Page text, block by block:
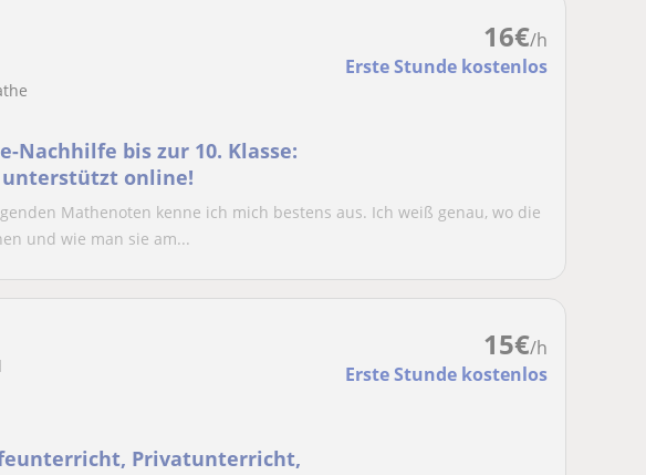
16€/h
Erste Stunde kostenlos
Nachhilfe bis zur 10. Klasse:
online!
Mathenoten kenne ich mich bestens aus. Ich weiß genau, wo die
und wie man sie am...
15€/h
Erste Stunde kostenlos
Privatunterricht,